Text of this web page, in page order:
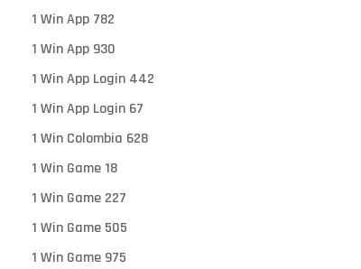
1 Win App 782
1 Win App 930
1 Win App Login 442
1 Win App Login 67
1 Win Colombia 628
1 Win Game 18
1 Win Game 227
1 Win Game 505
1 Win Game 975